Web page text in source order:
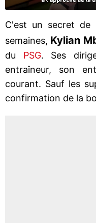
C'est un secret de
semaines, Kylian
du PSG. Ses
entraîneur, son
courant. Sauf les
confirmation de la